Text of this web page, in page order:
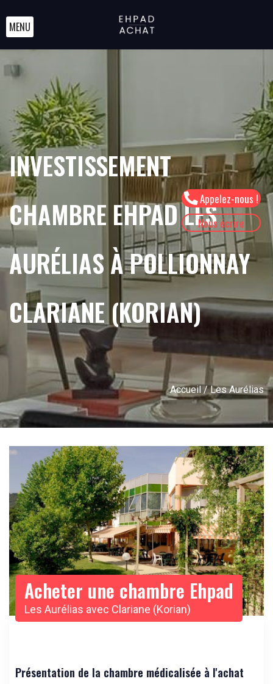
Appelez-nous !
Nous écrire
MENU
INVESTISSEMENT
CHAMBRE EHPAD LES
AURÉLIAS À POLLIONNAY
CLARIANE (KORIAN)
Accueil/ Les Aurélias
Acheter une chambre Ehpad
Les Aurélias avec Clariane (Korian)
Présentation de la chambre médicalisée à l'achat